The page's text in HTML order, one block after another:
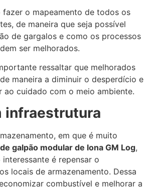
fazer o mapeamento de todos os
de maneira que seja possível
de gargalos e como os processos
ser melhorados.
ressaltar que melhorados
maneira a diminuir o desperdício e
ao cuidado com o meio ambiente.
infraestrutura
em que é muito
galpão modular de lona GM Log,
é repensar o
locais de armazenamento. Dessa
combustível e melhorar a